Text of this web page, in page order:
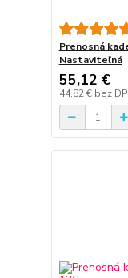
Prenosná
Nastaviteľná
55,12 €
44,82 € bez